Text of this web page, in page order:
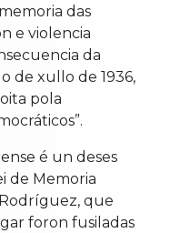
das
e violencia
da
de xullo de 1936,
pola
é un deses
de Memoria
que
foron fusiladas